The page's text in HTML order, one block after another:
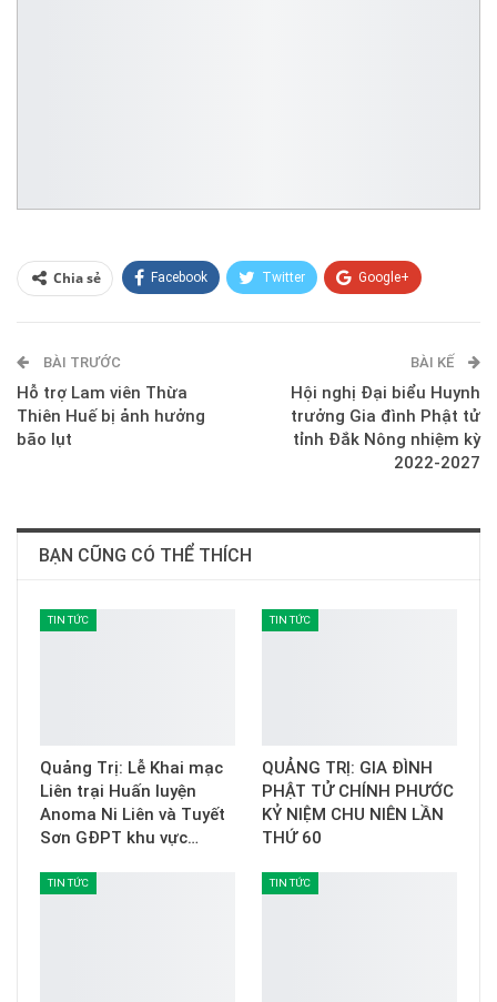
Chia sẻ Facebook Twitter Google+
E-mail
BÀI TRƯỚC
Hỗ trợ Lam viên Thừa
Thiên Huế bị ảnh hưởng
bão lụt
BÀI KẾ
Hội nghị Đại biểu Huynh
trưởng Gia đình Phật tử
tỉnh Đắk Nông nhiệm kỳ
2022-2027
BẠN CŨNG CÓ THỂ THÍCH
TIN TỨC
Quảng Trị: Lễ Khai mạc
Liên trại Huấn luyện
Anoma Ni Liên và Tuyết
Sơn GĐPT khu vực…
TIN TỨC
QUẢNG TRỊ: GIA ĐÌNH
PHẬT TỬ CHÍNH PHƯỚC
KỶ NIỆM CHU NIÊN LẦN
THỨ 60
TIN TỨC TIN TỨC